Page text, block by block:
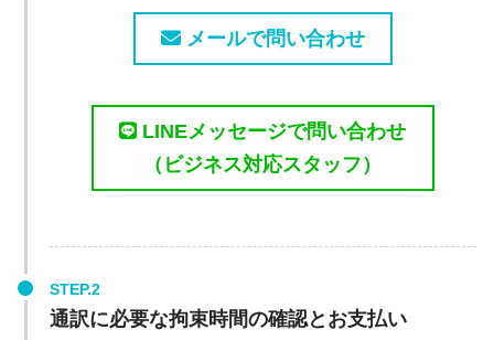
メールで問い合わせ
LINEメッセージで問い合わせ
（ビジネス対応スタッフ）
通訳に必要な拘束時間の確認とお支払い